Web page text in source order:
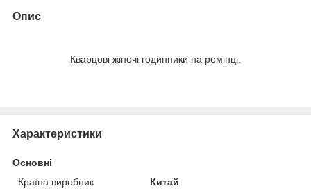
Опис
Кварцові жіночі годинники на ремінці.
Характеристики
Основні
Країна виробник
Китай